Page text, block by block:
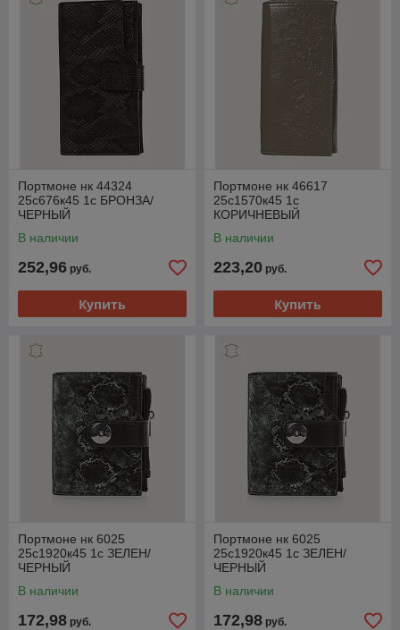
Портмоне нк 44324
25с676к45 1с БРОНЗА/
ЧЕРНЫЙ
В наличии
252,96 руб.
Купить
Портмоне нк 46617
25с1570к45 1с
КОРИЧНЕВЫЙ
В наличии
223,20 руб.
Купить
Портмоне нк 6025
25с1920к45 1с ЗЕЛЕН/
ЧЕРНЫЙ
В наличии
172,98 руб.
Портмоне нк 6025
25с1920к45 1с ЗЕЛЕН/
ЧЕРНЫЙ
В наличии
172,98 руб.